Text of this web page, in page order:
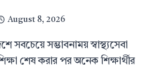
August 8, 2026
সবচেয়ে সম্ভাবনাময় স্বাস্থ্যসেবা
শেষ করার পর অনেক শিক্ষার্থীর